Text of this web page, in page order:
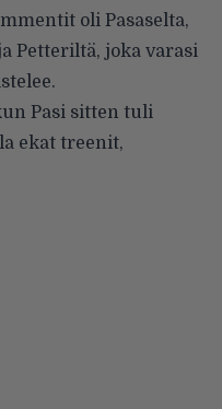
oli Pasaselta,
Petteriltä, joka varasi
Pasi sitten tuli
ekat treenit,